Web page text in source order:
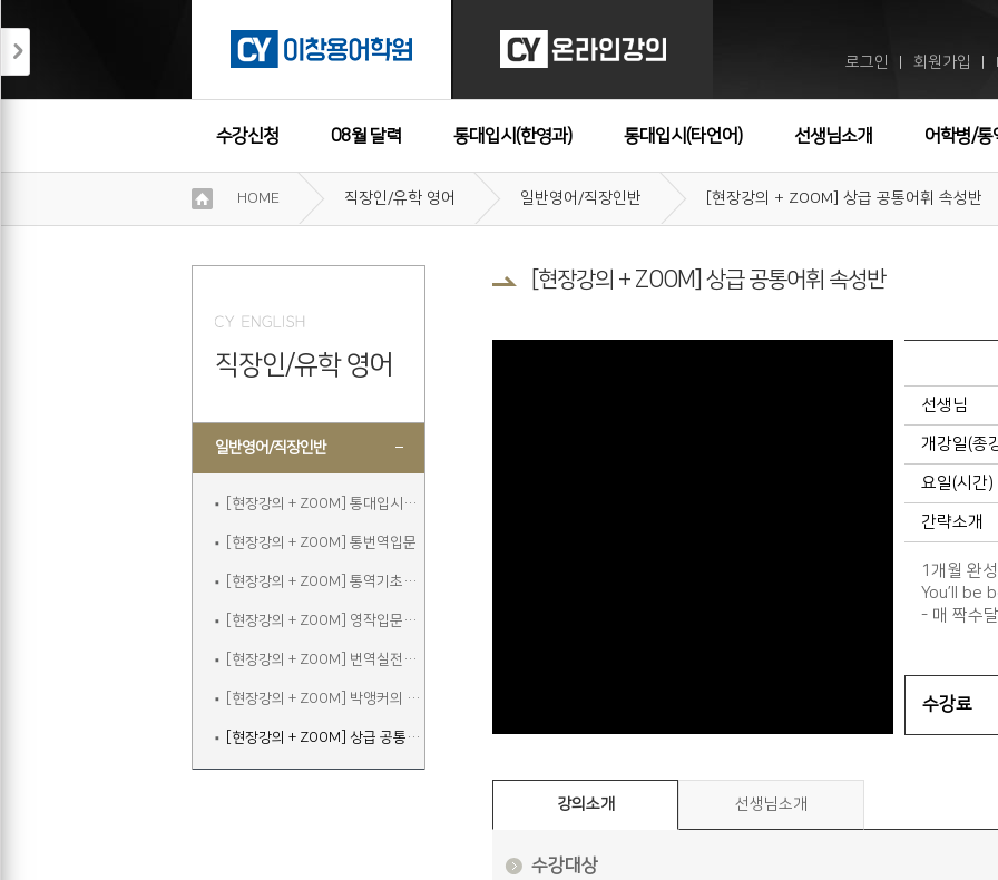
로그인 회원가입
수강신청 08월 달력 통대입시(한영과) 통대입시(타언어) 선생님소개 어학병/통
수강후기
약
HOME 직장인/유학 영어 일반영어/직장인반 [현장강의 + ZOOM] 상급 공통어휘 속성반
직장인/유학 영어
일반영어/직장인반
[현장강의 + ZOOM] 통대입시입문
[현장강의 + ZOOM] 통번역입문
[현장강의 + ZOOM] 통역기초주말
[현장강의 + ZOOM] 영작입문주말
[현장강의 + ZOOM] 번역실전주말
[현장강의 + ZOOM] 박앵커의 청취&스피킹 주말
[현장강의 + ZOOM] 상급 공통어휘 속성반
[현장강의 + ZOOM] 상급 공통어휘 속성반
선생님
개강일(종
요일(시간)
간략소개
1개월 완
You’ll be
- 매 짝수
수강료
강의소개 선생님소개
수강대상